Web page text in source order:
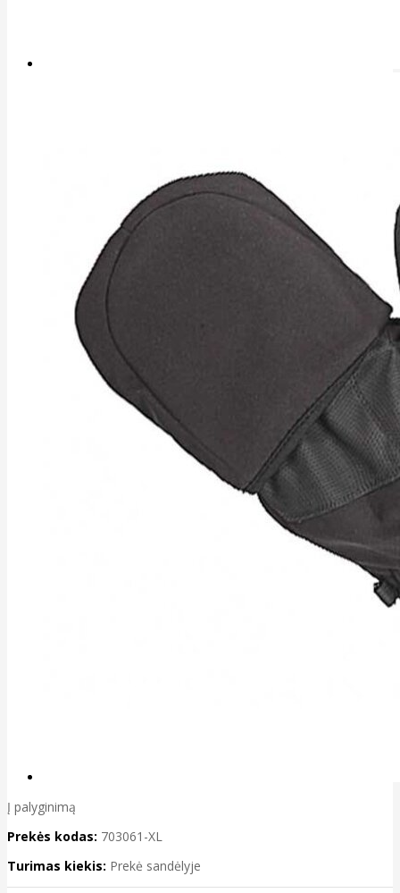
Į palyginimą
Prekės kodas: 703061-XL
Turimas kiekis: Prekė sandėlyje